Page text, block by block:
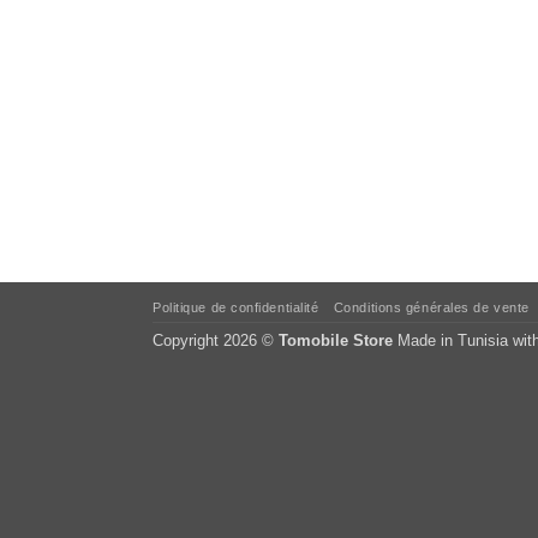
Politique de confidentialité Conditions générales de vente
Copyright 2026 © Tomobile Store Made in Tunisia